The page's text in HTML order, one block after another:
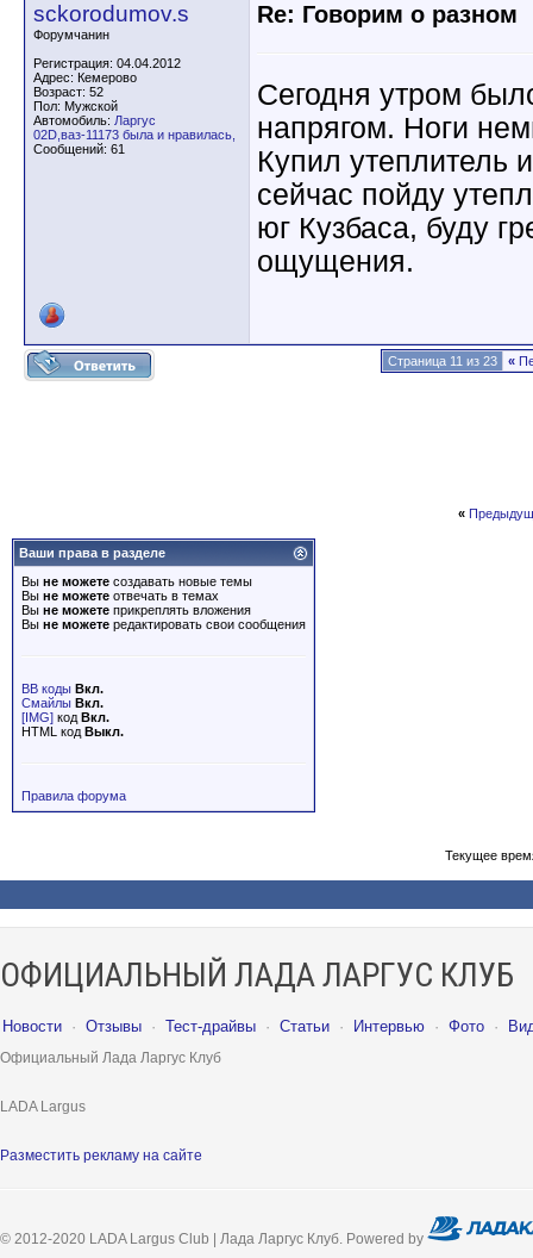
sckorodumov.s
Форумчанин
Регистрация: 04.04.2012
Адрес: Кемерово
Возраст: 52
Пол: Мужской
Автомобиль: Ларгус
02D,ваз-11173 была и нравилась,
Сообщений: 61
Re: Говорим о разном
Сегодня утром
напрягом. Ноги
Купил утеплитель
сейчас пойду
юг Кузбаса, буду
ощущения.
Страница 11 из 23 «
«
Ваши права в разделе
Вы не можете создавать новые темы
Вы не можете отвечать в темах
Вы не можете прикреплять вложения
Вы не можете редактировать свои сообщения
BB коды Вкл.
Смайлы Вкл.
[IMG] код Вкл.
HTML код Выкл.
Правила форума
Текущее
ОФИЦИАЛЬНЫЙ ЛАДА ЛАРГУС КЛУБ
Новости · Отзывы · Тест-драйвы · Статьи · Интервью · Фото ·
Официальный Лада Ларгус Клуб
LADA Largus
Разместить рекламу на сайте
© 2012-2020 LADA Largus Club | Лада Ларгус Клуб. Powered by